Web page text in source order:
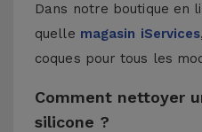
Dans notre boutique en
quelle magasin iServices
coques pour tous les
Comment nettoyer
silicone ?